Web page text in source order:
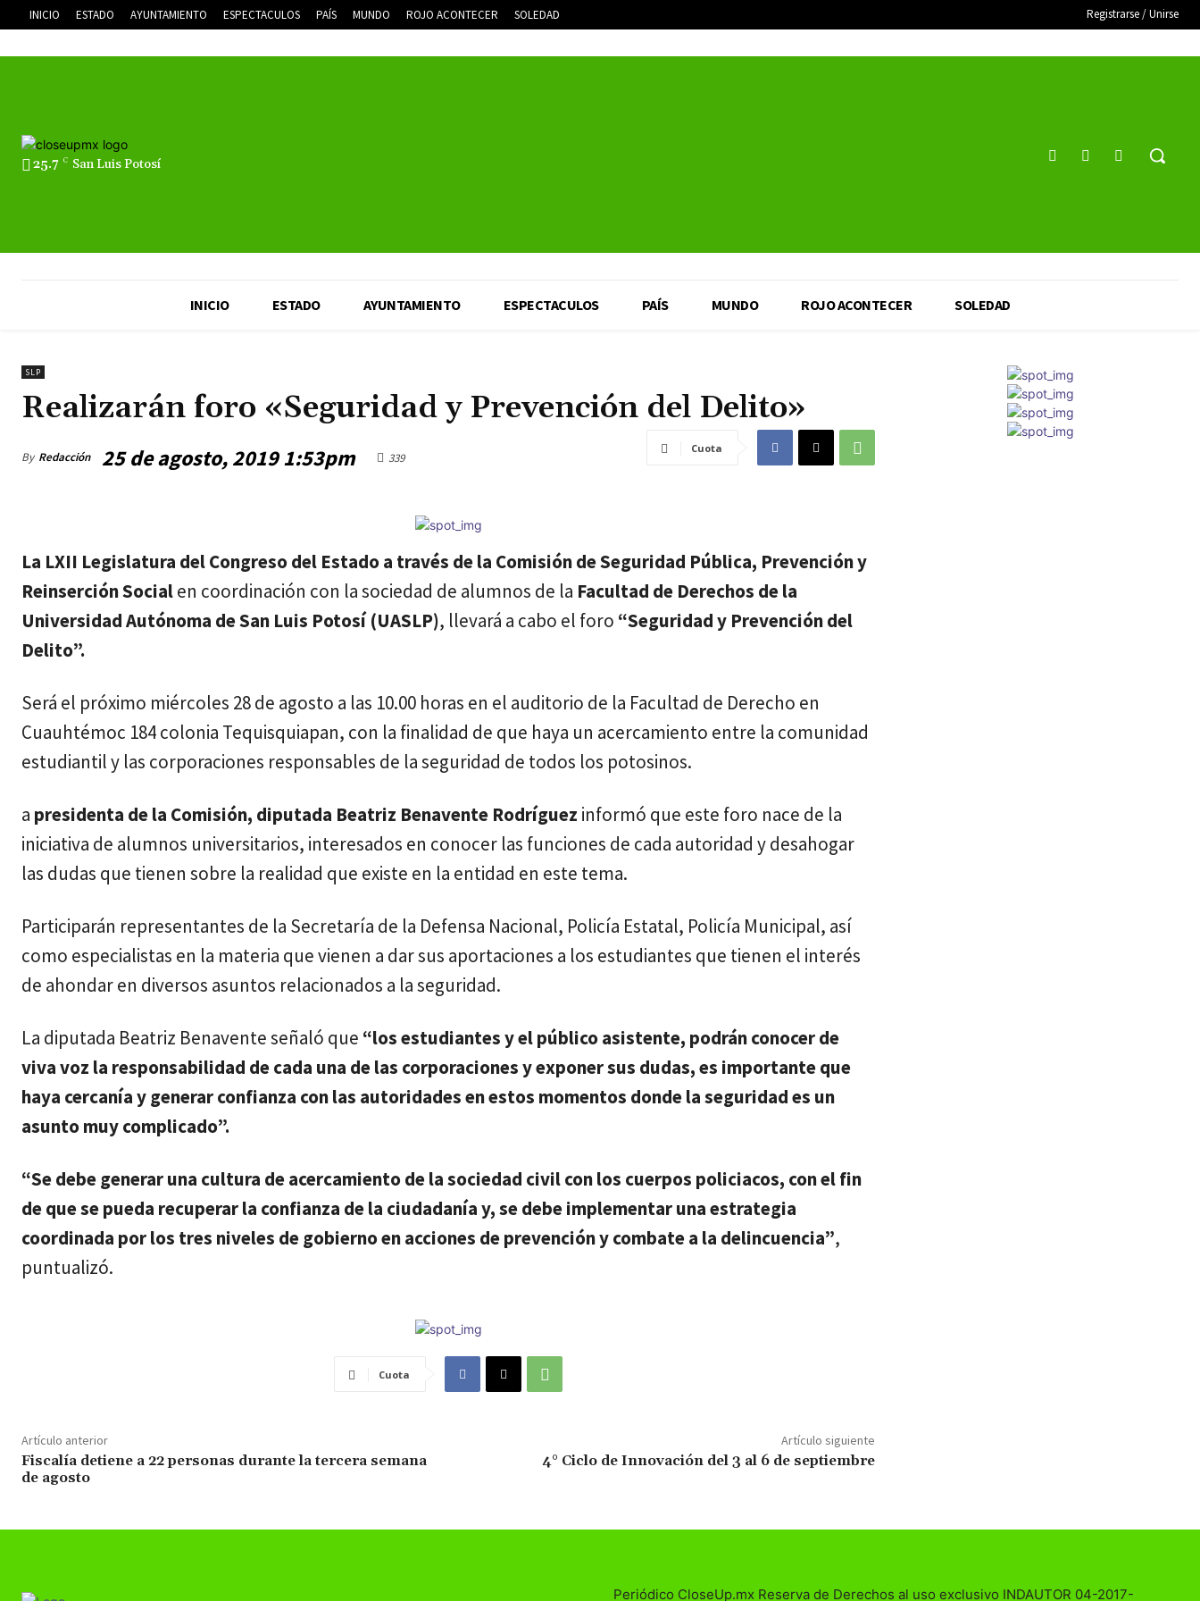
INICIO ESTADO AYUNTAMIENTO ESPECTACULOS PAÍS MUNDO ROJO ACONTECER SOLEDAD Registrarse / Unirse
25.7 C San Luis Potosí
INICIO ESTADO AYUNTAMIENTO ESPECTACULOS PAÍS MUNDO ROJO ACONTECER SOLEDAD
SLP
Realizarán foro «Seguridad y Prevención del Delito»
By Redacción 25 de agosto, 2019 1:53pm 339
Cuota
La LXII Legislatura del Congreso del Estado a través de la Comisión de Seguridad Pública, Prevención y
Reinserción Socialen coordinación con la sociedad de alumnos de la Facultad de Derechos de la
Universidad Autónoma de San Luis Potosí (UASLP), llevará a cabo el foro “Seguridad y Prevención del
Delito”.
Será el próximo miércoles 28 de agosto a las 10.00 horas en el auditorio de la Facultad de Derecho en
Cuauhtémoc 184 colonia Tequisquiapan, con la finalidad de que haya un acercamiento entre la comunidad
estudiantil y las corporaciones responsables de la seguridad de todos los potosinos.
a presidenta de la Comisión, diputada Beatriz Benavente Rodríguez informó que este foro nace de la
iniciativa de alumnos universitarios, interesados en conocer las funciones de cada autoridad y desahogar
las dudas que tienen sobre la realidad que existe en la entidad en este tema.
Participarán representantes de la Secretaría de la Defensa Nacional, Policía Estatal, Policía Municipal, así
como especialistas en la materia que vienen a dar sus aportaciones a los estudiantes que tienen el interés
de ahondar en diversos asuntos relacionados a la seguridad.
La diputada Beatriz Benavente señaló que “los estudiantes y el público asistente, podrán conocer de
viva voz la responsabilidad de cada una de las corporaciones y exponer sus dudas, es importante que
haya cercanía y generar confianza con las autoridades en estos momentos donde la seguridad es un
asunto muy complicado”.
“Se debe generar una cultura de acercamiento de la sociedad civil con los cuerpos policiacos, con el fin
de que se pueda recuperar la confianza de la ciudadanía y, se debe implementar una estrategia
coordinada por los tres niveles de gobierno en acciones de prevención y combate a la delincuencia”,
puntualizó.
Cuota
Artículo anterior
Fiscalía detiene a 22 personas durante la tercera semana
de agosto
Artículo siguiente
4° Ciclo de Innovación del 3 al 6 de septiembre
Periódico CloseUp.mx Reserva de Derechos al uso exclusivo INDAUTOR 04-2017-